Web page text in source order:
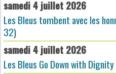
samedi 4 juillet 2026
Les Bleus tombent avec les
32)
samedi 4 juillet 2026
Les Bleus Go Down with